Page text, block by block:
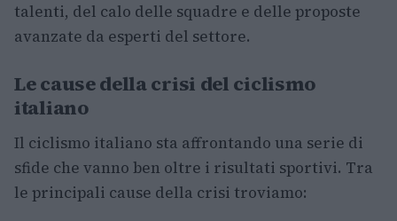
talenti, del calo delle squadre e delle proposte
avanzate da esperti del settore.
Le cause della crisi del ciclismo
italiano
Il ciclismo italiano sta affrontando una serie di
sfide che vanno ben oltre i risultati sportivi. Tra
le principali cause della crisi troviamo: